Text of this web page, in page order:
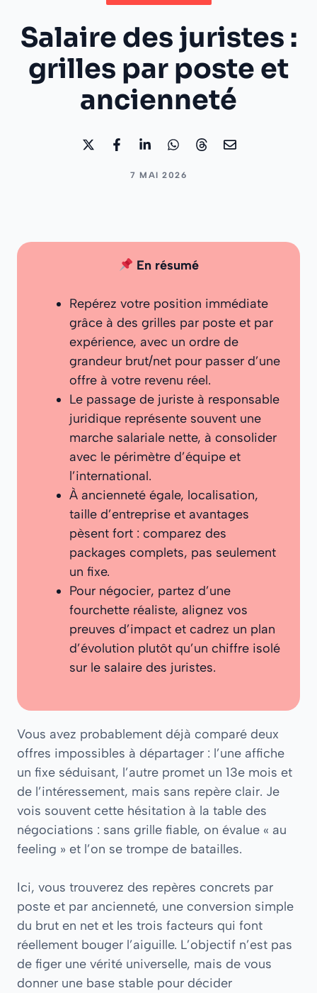
Salaire des juristes :
grilles par poste et
ancienneté
7 MAI 2026
En résumé
Repérez votre position immédiate
grâce à des grilles par poste et par
expérience, avec un ordre de
grandeur brut/net pour passer d’une
offre à votre revenu réel.
Le passage de juriste à responsable
juridique représente souvent une
marche salariale nette, à consolider
avec le périmètre d’équipe et
l’international.
À ancienneté égale, localisation,
taille d’entreprise et avantages
pèsent fort : comparez des
packages complets, pas seulement
un fixe.
Pour négocier, partez d’une
fourchette réaliste, alignez vos
preuves d’impact et cadrez un plan
d’évolution plutôt qu’un chiffre isolé
sur le salaire des juristes.
Vous avez probablement déjà comparé deux
offres impossibles à départager : l’une affiche
un fixe séduisant, l’autre promet un 13e mois et
de l’intéressement, mais sans repère clair. Je
vois souvent cette hésitation à la table des
négociations : sans grille fiable, on évalue « au
feeling » et l’on se trompe de batailles.
Ici, vous trouverez des repères concrets par
poste et par ancienneté, une conversion simple
du brut en net et les trois facteurs qui font
réellement bouger l’aiguille. L’objectif n’est pas
de figer une vérité universelle, mais de vous
donner une base stable pour décider